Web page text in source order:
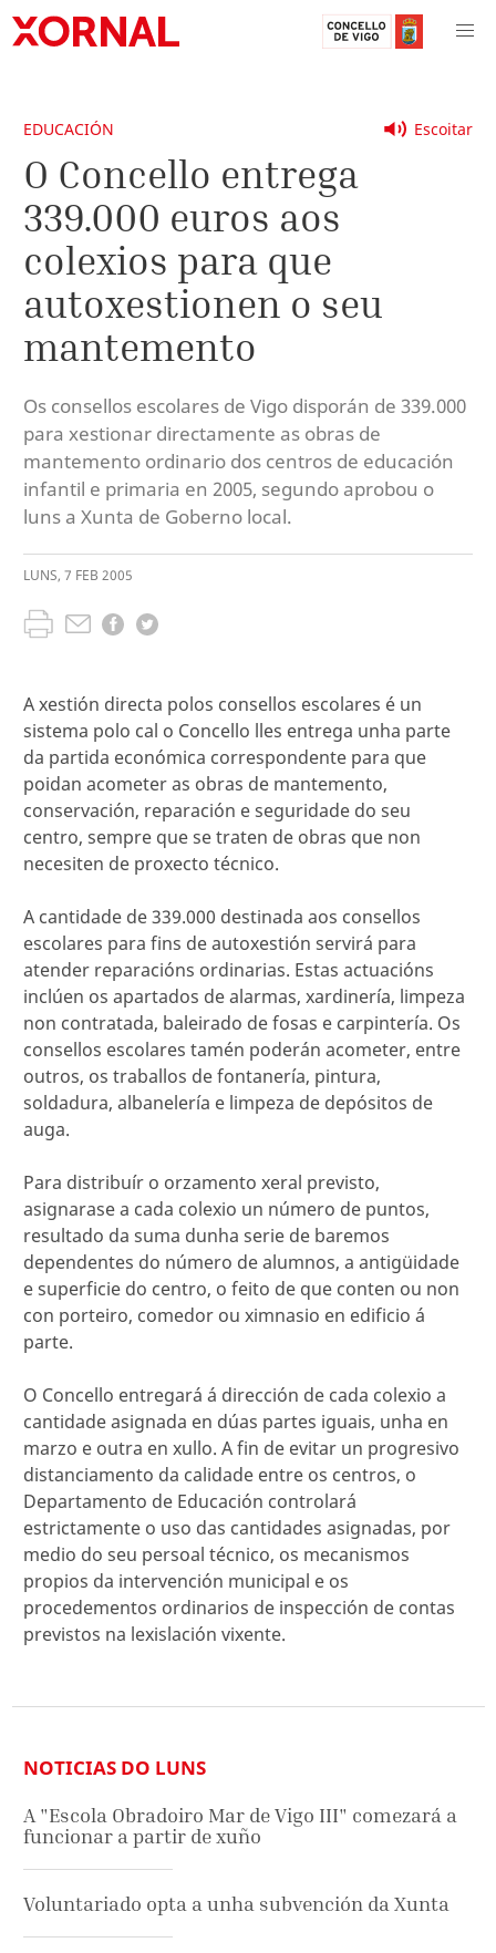
Escoitar
EDUCACIÓN
O Concello entrega
339.000 euros aos
colexios para que
autoxestionen o seu
mantemento
Os consellos escolares de Vigo disporán de 339.000
para xestionar directamente as obras de
mantemento ordinario dos centros de educación
infantil e primaria en 2005, segundo aprobou o
luns a Xunta de Goberno local.
LUNS, 7 FEB 2005
A xestión directa polos consellos escolares é un
sistema polo cal o Concello lles entrega unha parte
da partida económica correspondente para que
poidan acometer as obras de mantemento,
conservación, reparación e seguridade do seu
centro, sempre que se traten de obras que non
necesiten de proxecto técnico.
A cantidade de 339.000 destinada aos consellos
escolares para fins de autoxestión servirá para
atender reparacións ordinarias. Estas actuacións
inclúen os apartados de alarmas, xardinería, limpeza
non contratada, baleirado de fosas e carpintería. Os
consellos escolares tamén poderán acometer, entre
outros, os traballos de fontanería, pintura,
soldadura, albanelería e limpeza de depósitos de
auga.
Para distribuír o orzamento xeral previsto,
asignarase a cada colexio un número de puntos,
resultado da suma dunha serie de baremos
dependentes do número de alumnos, a antigüidade
e superficie do centro, o feito de que conten ou non
con porteiro, comedor ou ximnasio en edificio á
parte.
O Concello entregará á dirección de cada colexio a
cantidade asignada en dúas partes iguais, unha en
marzo e outra en xullo. A fin de evitar un progresivo
distanciamento da calidade entre os centros, o
Departamento de Educación controlará
estrictamente o uso das cantidades asignadas, por
medio do seu persoal técnico, os mecanismos
propios da intervención municipal e os
procedementos ordinarios de inspección de contas
previstos na lexislación vixente.
NOTICIAS DO LUNS
A "Escola Obradoiro Mar de Vigo III" comezará a
funcionar a partir de xuño
Voluntariado opta a unha subvención da Xunta